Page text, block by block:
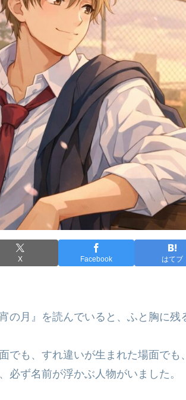
X Facebook はてブ
の月』を読んでいると、ふと胸に残
でも、すれ違いが生まれた場面で
必ず名前が浮かぶ人物がいました。